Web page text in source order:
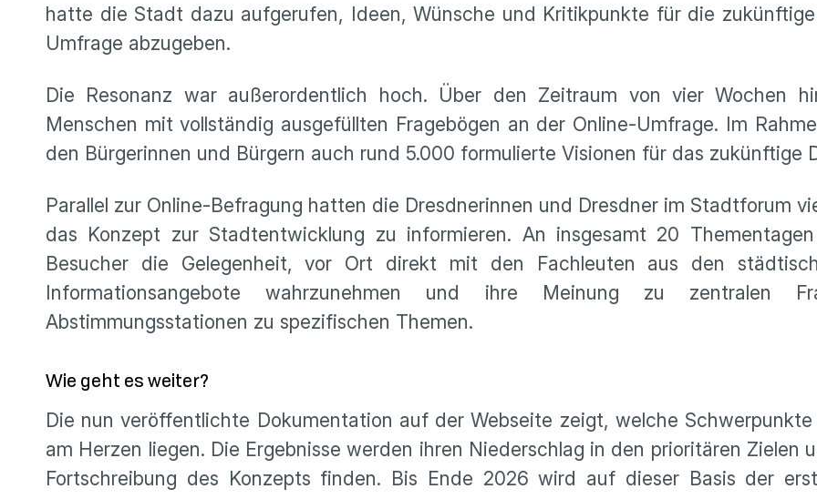
hatte die Stadt dazu aufgerufen, Ideen, Wünsche und Kritikpunkte für die
Umfrage abzugeben.
Die Resonanz war außerordentlich hoch. Über den Zeitraum von vier Wochen
Menschen mit vollständig ausgefüllten Fragebögen an der Online-Umfrage. Im
den Bürgerinnen und Bürgern auch rund 5.000 formulierte Visionen für das zukünftige
Parallel zur Online-Befragung hatten die Dresdnerinnen und Dresdner im Stadtforum
das Konzept zur Stadtentwicklung zu informieren. An insgesamt 20
Besucher die Gelegenheit, vor Ort direkt mit den Fachleuten aus den
Informationsangebote wahrzunehmen und ihre Meinung zu zentralen
Abstimmungsstationen zu spezifischen Themen.
Wie geht es weiter?
Die nun veröffentlichte Dokumentation auf der Webseite zeigt, welche
am Herzen liegen. Die Ergebnisse werden ihren Niederschlag in den prioritären Zielen
Fortschreibung des Konzepts finden. Bis Ende 2026 wird auf dieser Basis der